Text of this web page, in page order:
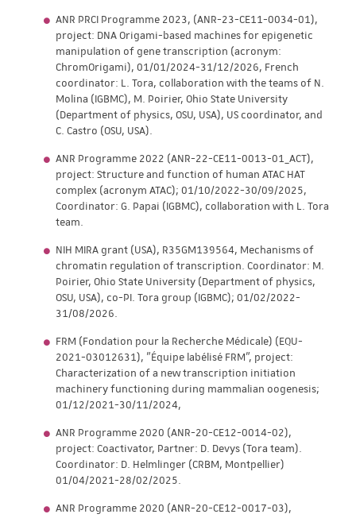
ANR PRCI Programme 2023, (ANR-23-CE11-0034-01),
project: DNA Origami-based machines for epigenetic
manipulation of gene transcription (acronym:
ChromOrigami), 01/01/2024-31/12/2026, French
coordinator: L. Tora, collaboration with the teams of N.
Molina (IGBMC), M. Poirier, Ohio State University
(Department of physics, OSU, USA), US coordinator, and
C. Castro (OSU, USA).
ANR Programme 2022 (ANR-22-CE11-0013-01_ACT),
project: Structure and function of human ATAC HAT
complex (acronym ATAC); 01/10/2022-30/09/2025,
Coordinator: G. Papai (IGBMC), collaboration with L. Tora
team.
NIH MIRA grant (USA), R35GM139564, Mechanisms of
chromatin regulation of transcription. Coordinator: M.
Poirier, Ohio State University (Department of physics,
OSU, USA), co-PI. Tora group (IGBMC); 01/02/2022-
31/08/2026.
FRM (Fondation pour la Recherche Médicale) (EQU-
2021-03012631), "Équipe labélisé FRM", project:
Characterization of a new transcription initiation
machinery functioning during mammalian oogenesis;
01/12/2021-30/11/2024,
ANR Programme 2020 (ANR-20-CE12-0014-02),
project: Coactivator, Partner: D. Devys (Tora team).
Coordinator: D. Helmlinger (CRBM, Montpellier)
01/04/2021-28/02/2025.
ANR Programme 2020 (ANR-20-CE12-0017-03),